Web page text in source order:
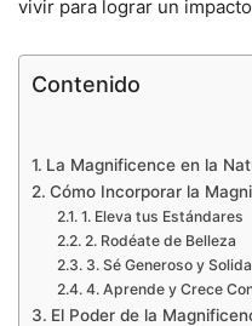
vivir para lograr un
Contenido
La Magnificence en la
Cómo Incorporar la
1. Eleva tus Estándares
2. Rodéate de Belleza
3. Sé Generoso y
4. Aprende y Crece
El Poder de la